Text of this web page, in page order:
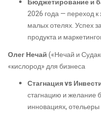
Бюджетирование и
2026 года — переход
малых отелях. Успех
продукта и
Олег Нечай(«Нечай и
«кислород» для бизнеса
Стагнация vs
стагнацию и желание
инновациях,